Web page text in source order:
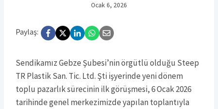
Ocak 6, 2026
Paylaş:
Sendikamız Gebze Şubesi’nin örgütlü olduğu Steep
TR Plastik San. Tic. Ltd. Şti işyerinde yeni dönem
toplu pazarlık sürecinin ilk görüşmesi, 6 Ocak 2026
tarihinde genel merkezimizde yapılan toplantıyla